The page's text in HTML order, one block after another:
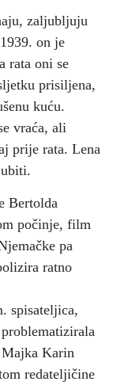
zaljubljuju
on je
rata oni se
prisiljena,
kuću.
vraća, ali
prije rata. Lena
Bertolda
počinje, film
pa
ratno
spisateljica,
Karin
redateljičine